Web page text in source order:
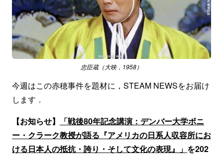
忠臣蔵（大映，1958）
今週はこの赤穂事件を題材に，STEAM NEWSをお届け
します．
【お知らせ】
「戦後80年記念講演：デンバー大学ボニ
ー・クラーク教授が語る『アメリカの日系人収容所にお
ける日本人の抵抗・誇り・そして文化の表現』」 を202